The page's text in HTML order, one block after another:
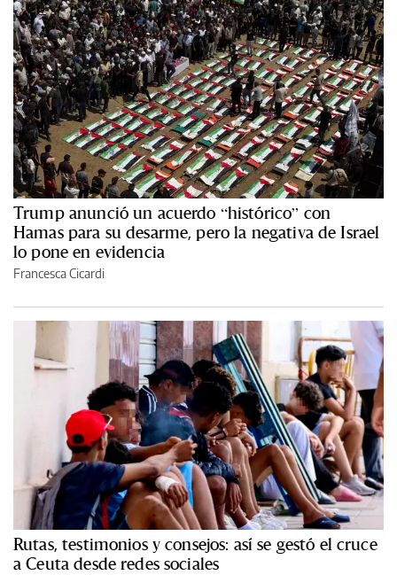
Trump anunció un acuerdo “histórico” con
Hamas para su desarme, pero la negativa de Israel
lo pone en evidencia
Francesca Cicardi
Rutas, testimonios y consejos: así se gestó el cruce
a Ceuta desde redes sociales